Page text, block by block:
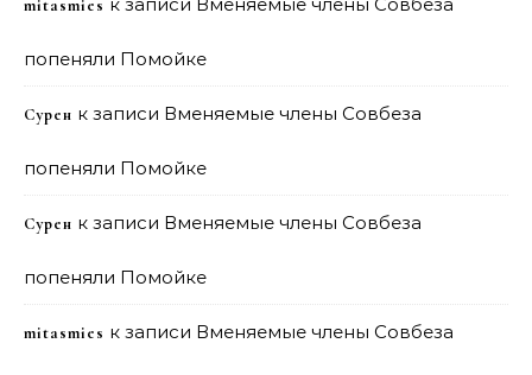
mitasmies
попеняли Помойке
Сурен к записи Вменяемые члены Совбеза
попеняли Помойке
Сурен к записи Вменяемые члены Совбеза
попеняли Помойке
mitasmies к записи Вменяемые члены Совбеза